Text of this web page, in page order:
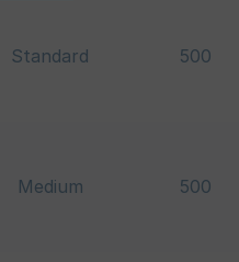
Standard 500
Medium 500